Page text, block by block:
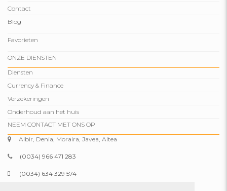
Contact
Blog
Favorieten
ONZE DIENSTEN
Diensten
Currency & Finance
Verzekeringen
Onderhoud aan het huis
NEEM CONTACT MET ONS OP
Albir, Denia, Moraira, Javea, Altea
(0034) 966 471 283
(0034) 634 329 574